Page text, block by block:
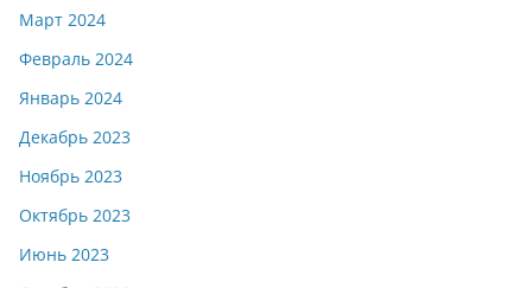
Март 2024
Февраль 2024
Январь 2024
Декабрь 2023
Ноябрь 2023
Октябрь 2023
Июнь 2023